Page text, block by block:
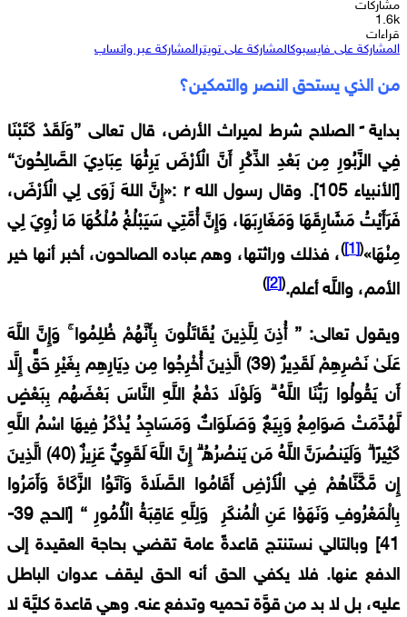
مشاركات
1.6k
قراءات
المشاركة على فايسبوكالمشاركة على تويترالمشاركة عبر واتساب
من الذي يستحق النصر والتمكين؟
بداية ً الصلاح شرط لميراث الأرض، قال تعالى {وَلَقَدْ كَتَبْنَا
فِي الزَّبُورِ مِن بَعْدِ الذِّكْرِ أَنَّ الْأَرْضَ يَرِثُهَا عِبَادِيَ الصَّالِحُونَ}
[الأنبياء 105]. وقال رسول الله r :«إِنَّ اللهَ زَوَى لِي الْأَرْضَ،
فَرَأَيْتُ مَشَارِقَهَا وَمَغَارِبَهَا، وَإِنَّ أُمَّتِي سَيَبْلُغُ مُلْكُهَا مَا زُوِيَ لِي
مِنْهَا»(
[1]
)، فذلك وراثتها، وهم عباده الصالحون، أخبر أنها خير
الأمم، واللَّه أعلم.(
)
ويقول تعالى: { أُذِنَ لِلَّذِينَ يُقَاتَلُونَ بِأَنَّهُمْ ظُلِمُوا ۚ وَإِنَّ اللَّهَ
عَلَىٰ نَصْرِهِمْ لَقَدِيرٌ (39) الَّذِينَ أُخْرِجُوا مِن دِيَارِهِم بِغَيْرِ حَقٍّ إِلَّا
أَن يَقُولُوا رَبُّنَا اللَّهُ ۗ وَلَوْلَا دَفْعُ اللَّهِ النَّاسَ بَعْضَهُم بِبَعْضٍ
لَّهُدِّمَتْ صَوَامِعُ وَبِيَعٌ وَصَلَوَاتٌ وَمَسَاجِدُ يُذْكَرُ فِيهَا اسْمُ اللَّهِ
كَثِيرًا ۗ وَلَيَنصُرَنَّ اللَّهُ مَن يَنصُرُهُ ۗ إِنَّ اللَّهَ لَقَوِيٌّ عَزِيزٌ (40) الَّذِينَ
إِن مَّكَّنَّاهُمْ فِي الْأَرْضِ أَقَامُوا الصَّلَاةَ وَآتَوُا الزَّكَاةَ وَأَمَرُوا
بِالْمَعْرُوفِ وَنَهَوْا عَنِ الْمُنكَرِ وَلِلَّهِ عَاقِبَةُ الْأُمُورِ } [الحج 39-
41] وبالتالي نستنتج قاعدةً عامة تقضي بحاجة العقيدة إلى
الدفع عنها. فلا يكفي الحق أنه الحق ليقف عدوان الباطل
عليه، بل لا بد من قوَّة تحميه وتدفع عنه. وهي قاعدة كليَّة لا